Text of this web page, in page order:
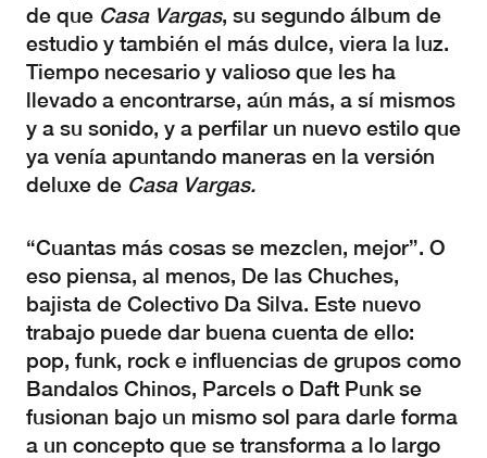
de que Casa Vargas, su segundo álbum de
estudio y también el más dulce, viera la luz.
Tiempo necesario y valioso que les ha
llevado a encontrarse, aún más, a sí mismos
y a su sonido, y a perfilar un nuevo estilo que
ya venía apuntando maneras en la versión
deluxe de Casa Vargas.
“Cuantas más cosas se mezclen, mejor”. O
eso piensa, al menos, De las Chuches,
bajista de Colectivo Da Silva. Este nuevo
trabajo puede dar buena cuenta de ello:
pop, funk, rock e influencias de grupos como
Bandalos Chinos, Parcels o Daft Punk se
fusionan bajo un mismo sol para darle forma
a un concepto que se transforma a lo largo